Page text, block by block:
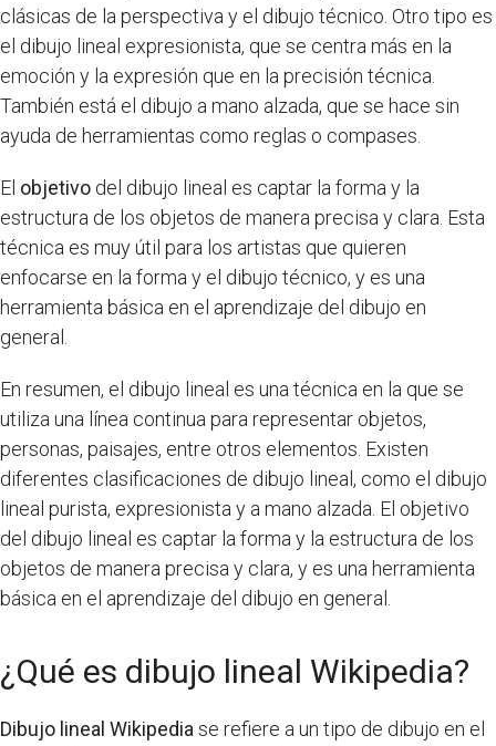
clásicas de la perspectiva y el dibujo técnico. Otro tipo es
el dibujo lineal expresionista, que se centra más en la
emoción y la expresión que en la precisión técnica.
También está el dibujo a mano alzada, que se hace sin
ayuda de herramientas como reglas o compases.
El objetivo del dibujo lineal es captar la forma y la
estructura de los objetos de manera precisa y clara. Esta
técnica es muy útil para los artistas que quieren
enfocarse en la forma y el dibujo técnico, y es una
herramienta básica en el aprendizaje del dibujo en
general.
En resumen, el dibujo lineal es una técnica en la que se
utiliza una línea continua para representar objetos,
personas, paisajes, entre otros elementos. Existen
diferentes clasificaciones de dibujo lineal, como el dibujo
lineal purista, expresionista y a mano alzada. El objetivo
del dibujo lineal es captar la forma y la estructura de los
objetos de manera precisa y clara, y es una herramienta
básica en el aprendizaje del dibujo en general.
¿Qué es dibujo lineal Wikipedia?
Dibujo lineal Wikipediase refiere a un tipo de dibujo en el